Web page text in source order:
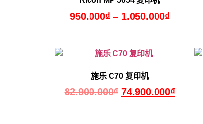
950.000₫– 1.050.000₫
施乐 C70 复印机
82.900.000₫ 74.900.000₫